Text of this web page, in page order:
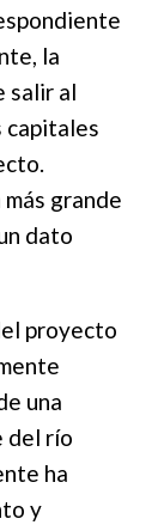
la
salir al
capitales
grande
dato
proyecto
una
del río
ha
y